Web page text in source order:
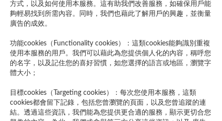
方式，以及如何使用本服務。這有助我們改善服務，如確保用戶能
夠輕易找到所需內容。同時，我們也藉此了解用戶的興趣，並衡量
廣告的成效。
功能cookies（Functionality cookies）：這類cookies能夠識別重複
使用本服務的用戶。我們可以藉此為您提供個人化的內容，稱呼您
的名字，以及記住您的喜好習慣，如您選擇的語言或地區，瀏覽字
體大小；
目標cookies（Targeting cookies）：每次您使用本服務，這類
cookies都會留下記錄，包括您曾瀏覽的頁面，以及您曾追蹤的連
結。透過這些資訊，我們能為您提供更合適的服務，顯示更切合您